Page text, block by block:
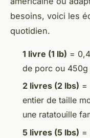
besoins, voici les
quotidien.
1 livre (1 lb) =
de porc ou 450g
2 livres (2 lbs) =
entier de taille
une ratatouille
5 livres (5 lbs) =